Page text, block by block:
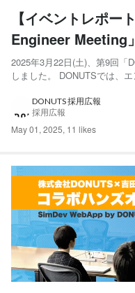
【イベントレポー
Engineer Meeting」
2025年3月22日(土)、第9回「
しました。 DONUTSでは、
に開催しています。 様々な
し...
DONUTS 採用広報
採用広報
May 01, 2025, 11 likes